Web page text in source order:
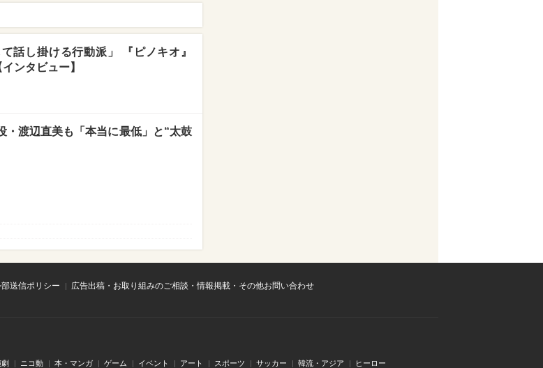
話し掛ける行動派」 『ピノキオ』
ンタビュー】
・渡辺直美も「本当に最低」と“太鼓
送信ポリシー
広告出稿・お取り組みのご相談・情報掲載・その他お問い合わせ
ニコ動 本・マンガ ゲーム イベント アート スポーツ サッカー 韓流・アジア ヒーロー